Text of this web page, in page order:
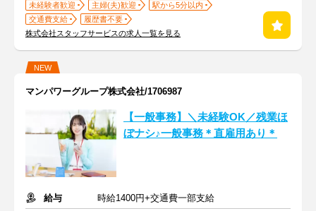
未経験者歓迎 主婦(夫)歓迎
駅から5分以内
交通費支給
履歴書不要
株式会社スタッフサービスの求人一覧を見る
NEW
マンパワーグループ株式会社/1706987
【一般事務】＼未経験OK／残業ほ
ぼナシ♪一般事務＊直雇用あり＊
給与
時給1400円+交通費一部支給